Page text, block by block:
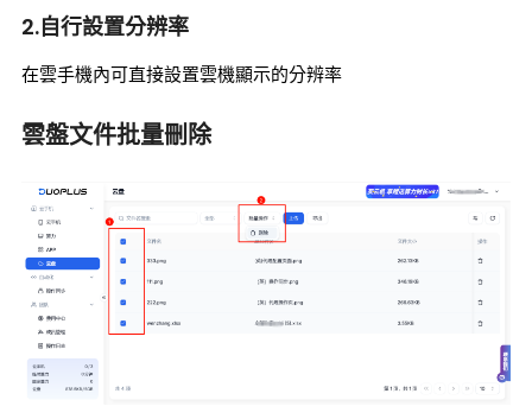
2.自行設置分辨率
在雲手機內可直接設置雲機顯示的分辨率
雲盤文件批量刪除